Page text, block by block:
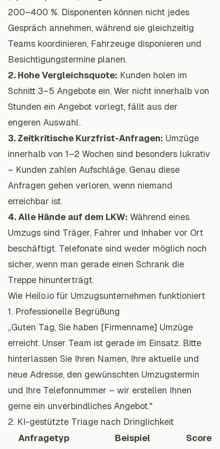
200–400 %. Disponenten können nicht jedes
Gespräch annehmen, während sie gleichzeitig
Teams koordinieren, Fahrzeuge disponieren und
Besichtigungstermine planen.
2. Hohe Vergleichsquote: Kunden holen im
Schnitt 3–5 Angebote ein. Wer nicht innerhalb von
Stunden ein Angebot vorlegt, fällt aus der
engeren Auswahl.
3. Zeitkritische Kurzfrist-Anfragen: Umzüge
innerhalb von 1–2 Wochen sind besonders lukrativ
– Kunden zahlen Aufschläge. Genau diese
Anfragen gehen verloren, wenn niemand
erreichbar ist.
4. Alle Hände auf dem LKW: Während eines
Umzugs sind Träger, Fahrer und Inhaber vor Ort
beschäftigt. Telefonate sind weder möglich noch
sicher, wenn man gerade einen Schrank die
Treppe hinunterträgt.
Wie Heilo.io für Umzugsunternehmen funktioniert
1. Professionelle Begrüßung
„Guten Tag, Sie haben [Firmenname] Umzüge
erreicht. Unser Team ist gerade im Einsatz. Bitte
hinterlassen Sie Ihren Namen, Ihre aktuelle und
neue Adresse, den gewünschten Umzugstermin
und Ihre Telefonnummer – wir erstellen Ihnen
gerne ein unverbindliches Angebot."
2. KI-gestützte Triage nach Dringlichkeit
Anfragetyp
Beispiel Score